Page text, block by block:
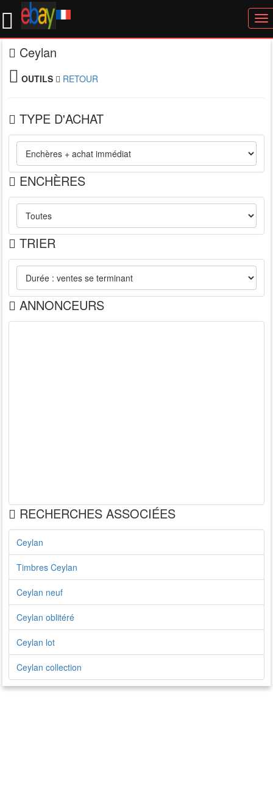
Ceylan
OUTILS RETOUR
TYPE D'ACHAT
ENCHÈRES
TRIER
ANNONCEURS
RECHERCHES ASSOCIÉES
Ceylan
Timbres Ceylan
Ceylan neuf
Ceylan oblitéré
Ceylan lot
Ceylan collection